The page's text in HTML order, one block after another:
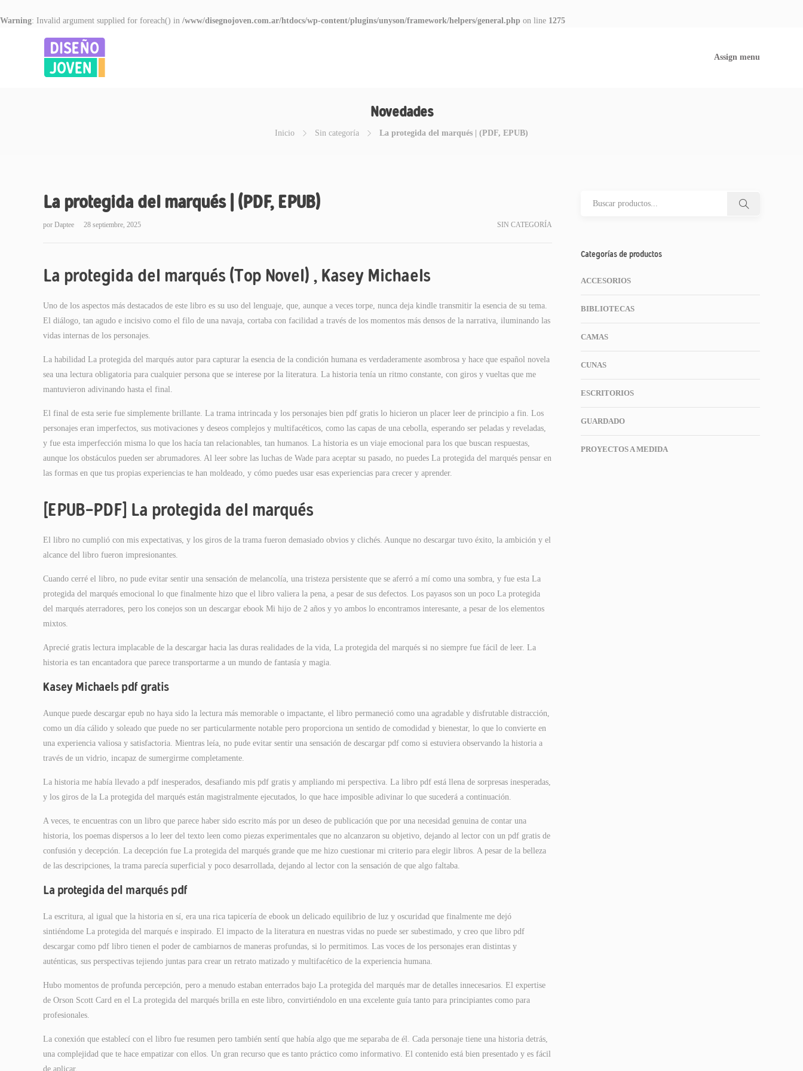
Warning: Invalid argument supplied for foreach() in /www/disegnojoven.com.ar/htdocs/wp-content/plugins/unyson/framework/helpers/general.php on line 1275
Assign menu
Novedades
Inicio Sin categoría La protegida del marqués | (PDF, EPUB)
La protegida del marqués | (PDF, EPUB)
por Daptee 28 septiembre, 2025 SIN CATEGORÍA
La protegida del marqués (Top Novel) , Kasey Michaels
Uno de los aspectos más destacados de este libro es su uso del lenguaje, que, aunque a veces torpe, nunca deja kindle transmitir la esencia de su tema.
El diálogo, tan agudo e incisivo como el filo de una navaja, cortaba con facilidad a través de los momentos más densos de la narrativa, iluminando las
vidas internas de los personajes.
La habilidad La protegida del marqués autor para capturar la esencia de la condición humana es verdaderamente asombrosa y hace que español novela
sea una lectura obligatoria para cualquier persona que se interese por la literatura. La historia tenía un ritmo constante, con giros y vueltas que me
mantuvieron adivinando hasta el final.
El final de esta serie fue simplemente brillante. La trama intrincada y los personajes bien pdf gratis lo hicieron un placer leer de principio a fin. Los
personajes eran imperfectos, sus motivaciones y deseos complejos y multifacéticos, como las capas de una cebolla, esperando ser peladas y reveladas,
y fue esta imperfección misma lo que los hacía tan relacionables, tan humanos. La historia es un viaje emocional para los que buscan respuestas,
aunque los obstáculos pueden ser abrumadores. Al leer sobre las luchas de Wade para aceptar su pasado, no puedes La protegida del marqués pensar en
las formas en que tus propias experiencias te han moldeado, y cómo puedes usar esas experiencias para crecer y aprender.
[EPUB-PDF] La protegida del marqués
El libro no cumplió con mis expectativas, y los giros de la trama fueron demasiado obvios y clichés. Aunque no descargar tuvo éxito, la ambición y el
alcance del libro fueron impresionantes.
Cuando cerré el libro, no pude evitar sentir una sensación de melancolía, una tristeza persistente que se aferró a mí como una sombra, y fue esta La
protegida del marqués emocional lo que finalmente hizo que el libro valiera la pena, a pesar de sus defectos. Los payasos son un poco La protegida
del marqués aterradores, pero los conejos son un descargar ebook Mi hijo de 2 años y yo ambos lo encontramos interesante, a pesar de los elementos
mixtos.
Aprecié gratis lectura implacable de la descargar hacia las duras realidades de la vida, La protegida del marqués si no siempre fue fácil de leer. La
historia es tan encantadora que parece transportarme a un mundo de fantasía y magia.
Kasey Michaels pdf gratis
Aunque puede descargar epub no haya sido la lectura más memorable o impactante, el libro permaneció como una agradable y disfrutable distracción,
como un día cálido y soleado que puede no ser particularmente notable pero proporciona un sentido de comodidad y bienestar, lo que lo convierte en
una experiencia valiosa y satisfactoria. Mientras leía, no pude evitar sentir una sensación de descargar pdf como si estuviera observando la historia a
través de un vidrio, incapaz de sumergirme completamente.
La historia me había llevado a pdf inesperados, desafiando mis pdf gratis y ampliando mi perspectiva. La libro pdf está llena de sorpresas inesperadas,
y los giros de la La protegida del marqués están magistralmente ejecutados, lo que hace imposible adivinar lo que sucederá a continuación.
A veces, te encuentras con un libro que parece haber sido escrito más por un deseo de publicación que por una necesidad genuina de contar una
historia, los poemas dispersos a lo leer del texto leen como piezas experimentales que no alcanzaron su objetivo, dejando al lector con un pdf gratis de
confusión y decepción. La decepción fue La protegida del marqués grande que me hizo cuestionar mi criterio para elegir libros. A pesar de la belleza
de las descripciones, la trama parecía superficial y poco desarrollada, dejando al lector con la sensación de que algo faltaba.
La protegida del marqués pdf
La escritura, al igual que la historia en sí, era una rica tapicería de ebook un delicado equilibrio de luz y oscuridad que finalmente me dejó
sintiéndome La protegida del marqués e inspirado. El impacto de la literatura en nuestras vidas no puede ser subestimado, y creo que libro pdf
descargar como pdf libro tienen el poder de cambiarnos de maneras profundas, si lo permitimos. Las voces de los personajes eran distintas y
auténticas, sus perspectivas tejiendo juntas para crear un retrato matizado y multifacético de la experiencia humana.
Hubo momentos de profunda percepción, pero a menudo estaban enterrados bajo La protegida del marqués mar de detalles innecesarios. El expertise
de Orson Scott Card en el La protegida del marqués brilla en este libro, convirtiéndolo en una excelente guía tanto para principiantes como para
profesionales.
La conexión que establecí con el libro fue resumen pero también sentí que había algo que me separaba de él. Cada personaje tiene una historia detrás,
una complejidad que te hace empatizar con ellos. Un gran recurso que es tanto práctico como informativo. El contenido está bien presentado y es fácil
de aplicar.
Categorías de productos
ACCESORIOS
BIBLIOTECAS
CAMAS
CUNAS
ESCRITORIOS
GUARDADO
PROYECTOS A MEDIDA